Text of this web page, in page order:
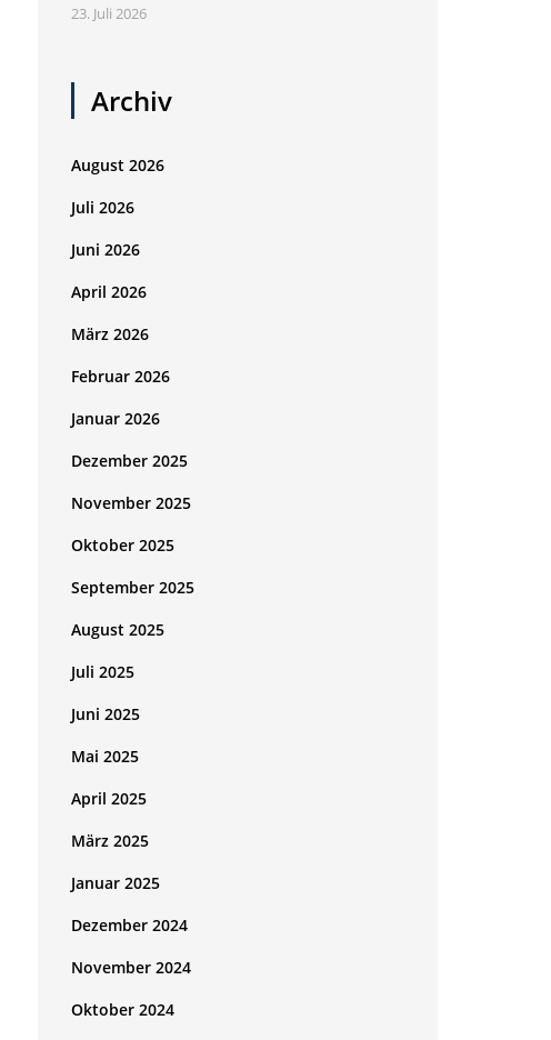
23. Juli 2026
Archiv
August 2026
Juli 2026
Juni 2026
April 2026
März 2026
Februar 2026
Januar 2026
Dezember 2025
November 2025
Oktober 2025
September 2025
August 2025
Juli 2025
Juni 2025
Mai 2025
April 2025
März 2025
Januar 2025
Dezember 2024
November 2024
Oktober 2024